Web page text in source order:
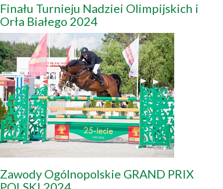
Finału Turnieju Nadziei Olimpijskich i
Orła Białego 2024
Zawody Ogólnopolskie GRAND PRIX